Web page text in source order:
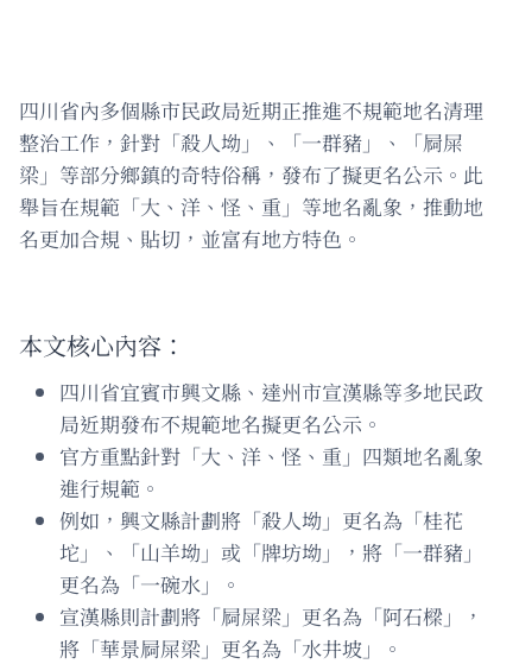
四川省內多個縣市民政局近期正推進不規範地名清理
整治工作，針對「殺人坳」、「一群豬」、「屙屎
梁」等部分鄉鎮的奇特俗稱，發布了擬更名公示。此
舉旨在規範「大、洋、怪、重」等地名亂象，推動地
名更加合規、貼切，並富有地方特色。
本文核心內容：
四川省宜賓市興文縣、達州市宣漢縣等多地民政
局近期發布不規範地名擬更名公示。
官方重點針對「大、洋、怪、重」四類地名亂象
進行規範。
例如，興文縣計劃將「殺人坳」更名為「桂花
坨」、「山羊坳」或「牌坊坳」，將「一群豬」
更名為「一碗水」。
宣漢縣則計劃將「屙屎梁」更名為「阿石樑」，
將「華景屙屎梁」更名為「水井坡」。